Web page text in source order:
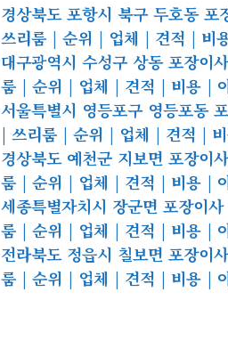
경상북도 포항시 북구 두호동
쓰리룸 | 순위 | 업체 | 견적 | 비
대구광역시 수성구 상동 포장
룸 | 순위 | 업체 | 견적 | 비용 |
서울특별시 영등포구 영등포동
| 쓰리룸 | 순위 | 업체 | 견적 |
경상북도 예천군 지보면 포장
룸 | 순위 | 업체 | 견적 | 비용 |
세종특별자치시 장군면 포장이
룸 | 순위 | 업체 | 견적 | 비용 |
전라북도 정읍시 칠보면 포장
룸 | 순위 | 업체 | 견적 | 비용 |